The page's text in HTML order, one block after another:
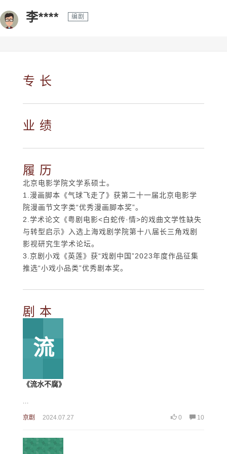
李**** 编剧
专 长
业 绩
履 历
北京电影学院文学系硕士。
1.漫画脚本《气球飞走了》获第二十一届北京电影学
院漫画节文字类“优秀漫画脚本奖”。
2.学术论文《粤剧电影<白蛇传·情>的戏曲文学性缺失
与转型启示》入选上海戏剧学院第十八届长三角戏剧
影视研究生学术论坛。
3.京剧小戏《英莲》获“戏剧中国”2023年度作品征集
推选“小戏小品类”优秀剧本奖。
剧 本
流
《流水不腐》
...
京剧 2024.07.27 0 10